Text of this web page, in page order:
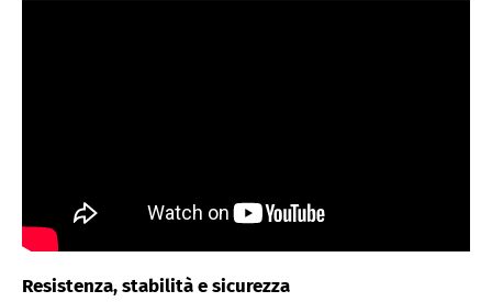
Resistenza, stabilità e sicurezza